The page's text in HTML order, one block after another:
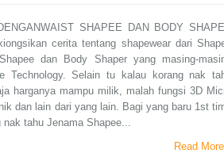
SHAPEE DAN BODY
cerita tentang shapewear dari
dan Body Shaper yang masing-
Technology. Selain tu kalau korang nak
harganya mampu milik, malah fungsi 3D
dan lain dari yang lain. Bagi yang baru 1st
tahu Jenama Shapee...
Read More